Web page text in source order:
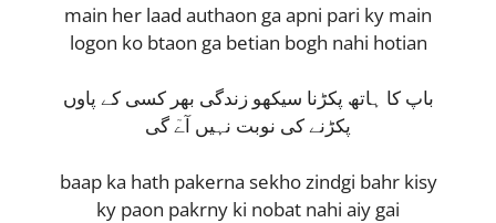
main her laad authaon ga apni pari ky main
logon ko btaon ga betian bogh nahi hotian
باپ کا ہاتھ پکڑنا سیکھو زندگی بھر کسی کے پاوں
پکڑنے کی نوبت نہیں آےٓ گی
baap ka hath pakerna sekho zindgi bahr kisy
ky paon pakrny ki nobat nahi aiy gai